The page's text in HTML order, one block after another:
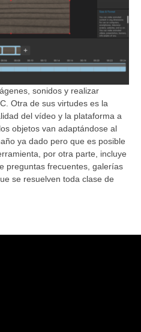
sonidos y realizar
Otra de sus virtudes es la
del vídeo y la plataforma a
objetos van adaptándose al
ya dado pero que es posible
por otra parte, incluye
preguntas frecuentes, galerías
se resuelven toda clase de